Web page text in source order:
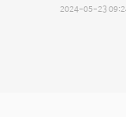
2024-05-23